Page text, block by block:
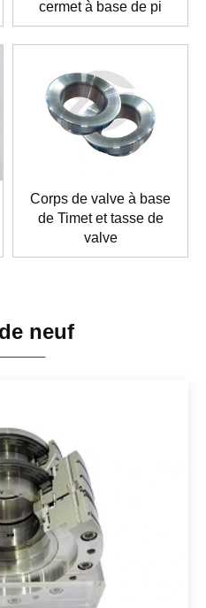
cermet à base de pi
Corps de valve à base
de Timet et tasse de
valve
neuf